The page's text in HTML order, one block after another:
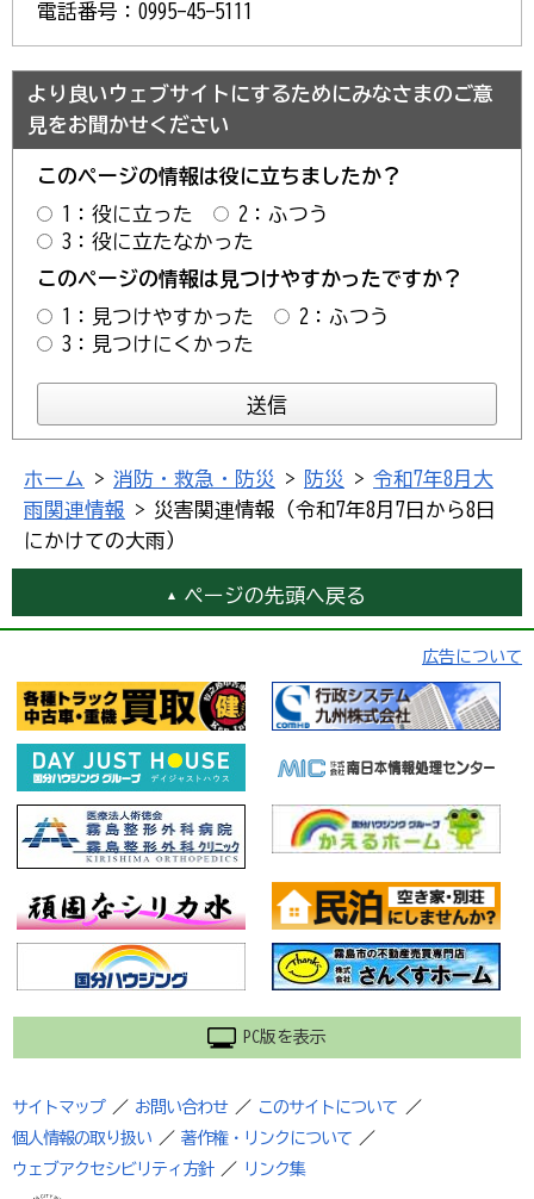
電話番号：0995-45-5111
より良いウェブサイトにするためにみなさまのご意
見をお聞かせください
このページの情報は役に立ちましたか？
1：役に立った
2：ふつう
3：役に立たなかった
このページの情報は見つけやすかったですか？
1：見つけやすかった
2：ふつう
3：見つけにくかった
ホーム > 消防・救急・防災 > 防災 > 令和7年8月大
雨関連情報 > 災害関連情報（令和7年8月7日から8日
にかけての大雨）
ページの先頭へ戻る
広告について
PC版を表示
サイトマップ ／ お問い合わせ ／ このサイトについて
／
個人情報の取り扱い ／ 著作権・リンクについて ／
ウェブアクセシビリティ方針 ／ リンク集